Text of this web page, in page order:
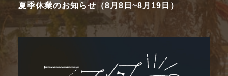
夏季休業のお知らせ（8月8日~8月19日）